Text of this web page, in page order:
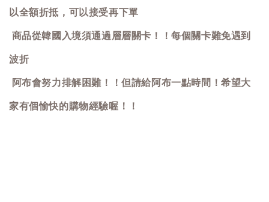
以全額折抵，可以接受再下單
商品從韓國入境須通過層層關卡！！每個關卡難免遇到
波折
阿布會努力排解困難！！但請給阿布一點時間！希望大
家有個愉快的購物經驗喔！！